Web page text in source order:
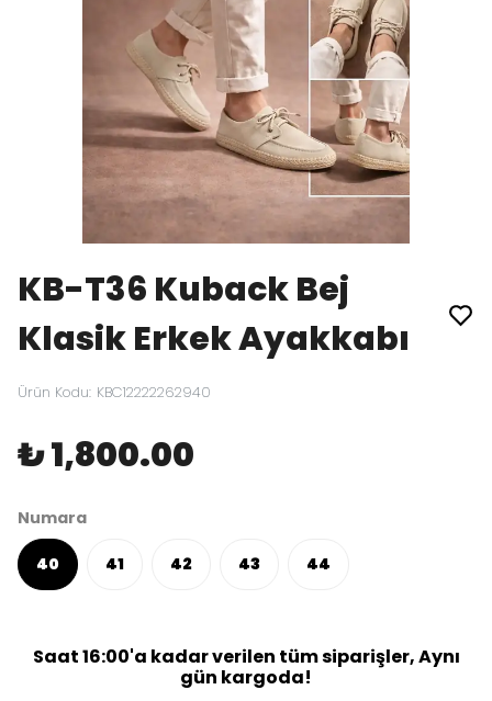
KB-T36 Kuback Bej
Klasik Erkek Ayakkabı
Ürün Kodu: KBC12222262940
₺ 1,800.00
Numara
40 41 42 43 44
Saat 16:00'a kadar verilen tüm siparişler, Aynı
gün kargoda!